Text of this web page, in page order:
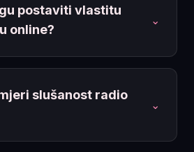
postaviti vlastitu
online?
⌄
slušanost radio
⌄